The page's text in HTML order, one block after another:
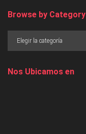
Browse by Category
Nos Ubicamos en